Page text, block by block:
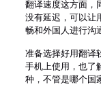
翻译速度这方面，
没有延迟，可以让
畅和外国人进行沟
准备选择好用翻译
手机上使用，也了
种，不管是哪个国